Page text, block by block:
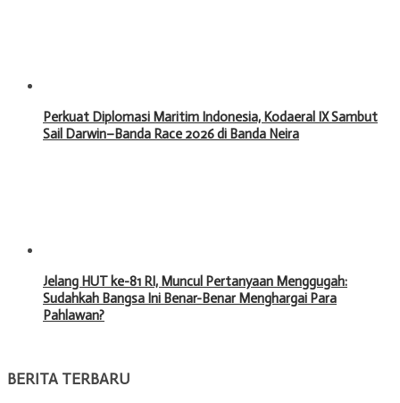
Perkuat Diplomasi Maritim Indonesia, Kodaeral IX Sambut
Sail Darwin–Banda Race 2026 di Banda Neira
Jelang HUT ke-81 RI, Muncul Pertanyaan Menggugah:
Sudahkah Bangsa Ini Benar-Benar Menghargai Para
Pahlawan?
BERITA TERBARU